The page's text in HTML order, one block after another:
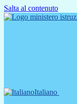
Salta al contenuto
Italiano